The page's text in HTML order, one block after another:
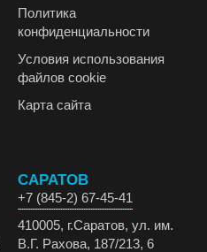
Политика
конфиденциальности
Условия использования
файлов cookie
Карта сайта
САРАТОВ
+7 (845-2) 67-45-41
410005, г.Саратов, ул. им.
В.Г. Рахова, 187/213, 6